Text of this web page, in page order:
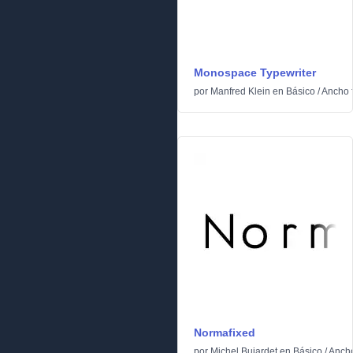
Monospace Typewriter
por Manfred Klein en Básico /Ancho
Normafixed